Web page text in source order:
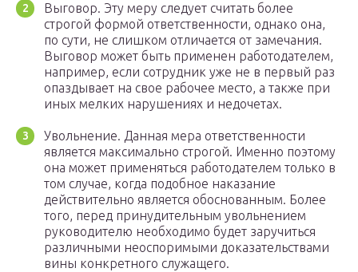
Выговор. Эту меру следует считать более
строгой формой ответственности, однако она,
по сути, не слишком отличается от замечания.
Выговор может быть применен работодателем,
например, если сотрудник уже не в первый раз
опаздывает на свое рабочее место, а также при
иных мелких нарушениях и недочетах.
Увольнение. Данная мера ответственности
является максимально строгой. Именно поэтому
она может применяться работодателем только в
том случае, когда подобное наказание
действительно является обоснованным. Более
того, перед принудительным увольнением
руководителю необходимо будет заручиться
различными неоспоримыми доказательствами
вины конкретного служащего.